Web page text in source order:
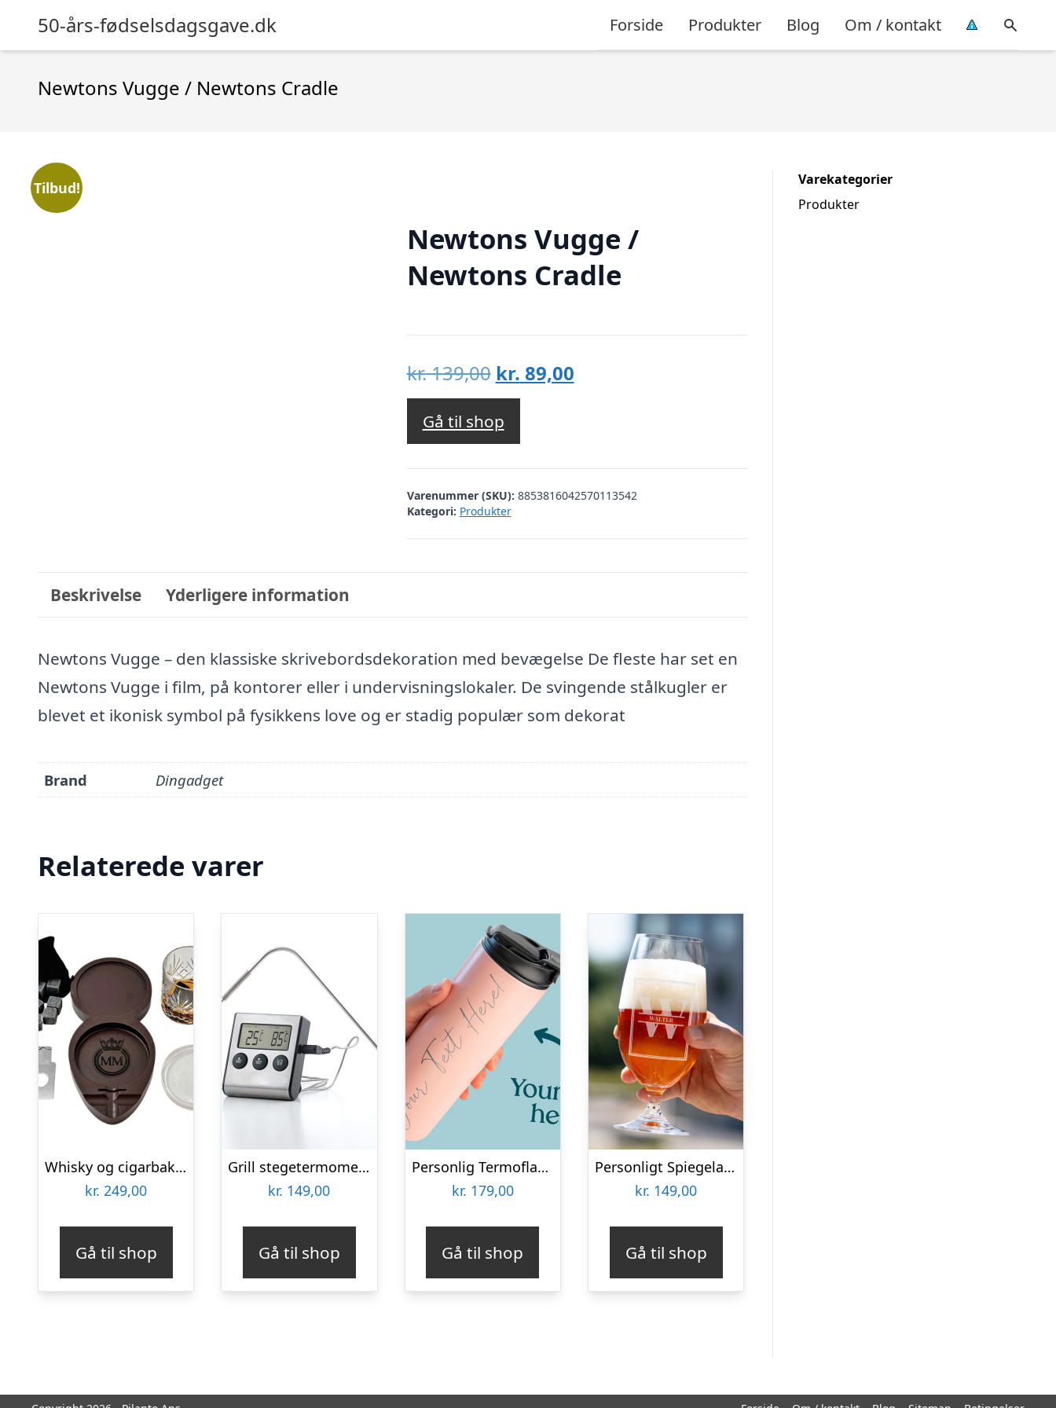
50-års-fødselsdagsgave.dk Forside Produkter Blog Om / kontakt
Newtons Vugge / Newtons Cradle
Tilbud!
Newtons Vugge /
Newtons Cradle
kr.139,00 Den
oprindelige
pris
var:
kr. 139,00.
kr. 89,00Den
kr. 89,00.
Gå til shop
Varenummer (SKU): 8853816042570113542
Kategori: Produkter
Beskrivelse Yderligere information
Newtons Vugge – den klassiske skrivebordsdekoration med bevægelse De fleste har set en
Newtons Vugge i film, på kontorer eller i undervisningslokaler. De svingende stålkugler er
blevet et ikonisk symbol på fysikkens love og er stadig populær som dekorat
Brand Dingadget
Relaterede varer
Whisky og cigarbakke – Coaster til whiskyglas
kr. 249,00
Gå til shop
Grill stegetermometer digital
kr. 149,00
Gå til shop
Personlig Termoflaske med Sugrør & Tekst – 600 ml
kr. 179,00
Gå til shop
Personligt Spiegelau Ølglas med Gravering – Bogstav & Navn
kr. 149,00
Gå til shop
Varekategorier
Produkter